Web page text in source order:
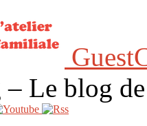
– Le blog